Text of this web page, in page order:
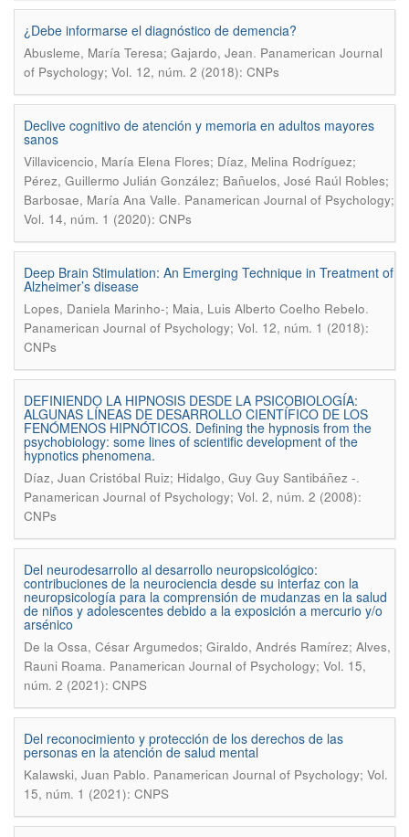
¿Debe informarse el diagnóstico de demencia?
Abusleme, María Teresa; Gajardo, Jean. Panamerican Journal
of Psychology; Vol. 12, núm. 2 (2018): CNPs
Declive cognitivo de atención y memoria en adultos mayores
sanos
Villavicencio, María Elena Flores; Díaz, Melina Rodríguez;
Pérez, Guillermo Julián González; Bañuelos, José Raúl Robles;
Barbosae, María Ana Valle. Panamerican Journal of Psychology;
Vol. 14, núm. 1 (2020): CNPs
Deep Brain Stimulation: An Emerging Technique in Treatment of
Alzheimer’s disease
Lopes, Daniela Marinho-; Maia, Luis Alberto Coelho Rebelo.
Panamerican Journal of Psychology; Vol. 12, núm. 1 (2018):
CNPs
DEFINIENDO LA HIPNOSIS DESDE LA PSICOBIOLOGÍA:
ALGUNAS LÍNEAS DE DESARROLLO CIENTÍFICO DE LOS
FENÓMENOS HIPNÓTICOS. Defining the hypnosis from the
psychobiology: some lines of scientific development of the
hypnotics phenomena.
Díaz, Juan Cristóbal Ruiz; Hidalgo, Guy Guy Santibáñez -.
Panamerican Journal of Psychology; Vol. 2, núm. 2 (2008):
CNPs
Del neurodesarrollo al desarrollo neuropsicológico:
contribuciones de la neurociencia desde su interfaz con la
neuropsicología para la comprensión de mudanzas en la salud
de niños y adolescentes debido a la exposición a mercurio y/o
arsénico
De la Ossa, César Argumedos; Giraldo, Andrés Ramírez; Alves,
Rauni Roama. Panamerican Journal of Psychology; Vol. 15,
núm. 2 (2021): CNPS
Del reconocimiento y protección de los derechos de las
personas en la atención de salud mental
Kalawski, Juan Pablo. Panamerican Journal of Psychology; Vol.
15, núm. 1 (2021): CNPS